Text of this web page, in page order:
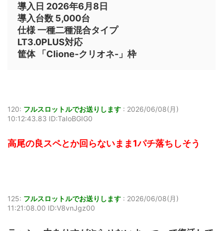
導入日 2026年6月8日
導入台数 5,000台
仕様 一種二種混合タイプ
LT3.0PLUS対応
筐体 「Clione-クリオネ-」枠
120: フルスロットルでお送りします : 2026/06/08(月)
10:12:43.83 ID:TaIoBGIG0
高尾の良スペとか回らないまま1パチ落ちしそう
125: フルスロットルでお送りします : 2026/06/08(月)
11:21:08.00 ID:V8vnJgz00